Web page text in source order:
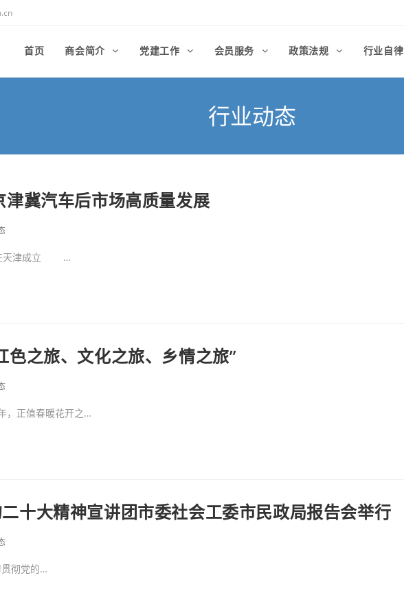
首页 商会简介 党建工作 会员服务 政策法规 行业自律
行业动态
冀汽车后市场高质量发展
在天津成立 …
色之旅、文化之旅、乡情之旅”
正值春暖花开之…
十大精神宣讲团市委社会工委市民政局报告会举行
彻党的…